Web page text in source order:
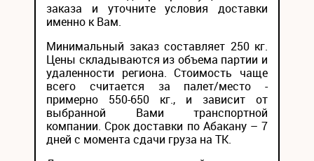
заказа и уточните условия доставки
именно к Вам.
Минимальный заказ составляет 250 кг.
Цены складываются из объема партии и
удаленности региона. Стоимость чаще
всего считается за палет/место -
примерно 550-650 кг., и зависит от
выбранной Вами транспортной
компании. Срок доставки по Абакану – 7
дней с момента сдачи груза на ТК.